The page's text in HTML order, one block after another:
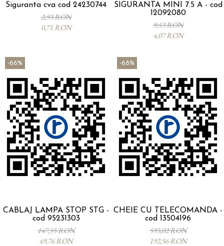
Siguranta cva cod 24230744
2,93 RON
0,71 RON
SIGURANTA MINI 7.5 A - cod
12092080
9,53 RON
4,07 RON
-66%
CABLAJ LAMPA STOP STG -
cod 95231303
147,55 RON
49,76 RON
-68%
CHEIE CU TELECOMANDA -
cod 13504196
593,02 RON
192,56 RON